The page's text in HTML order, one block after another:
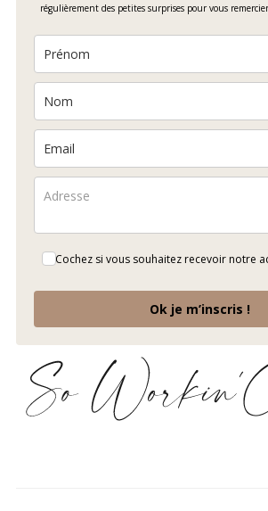
régulièrement des petites surprises pour vous
Cochez si vous souhaitez recevoir notre
Ok je m’inscris !